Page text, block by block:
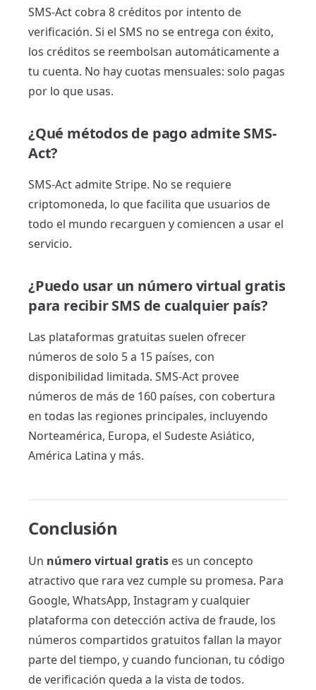
SMS-Act cobra 8 créditos por intento de
verificación. Si el SMS no se entrega con éxito,
los créditos se reembolsan automáticamente a
tu cuenta. No hay cuotas mensuales: solo pagas
por lo que usas.
¿Qué métodos de pago admite SMS-
Act?
SMS-Act admite Stripe. No se requiere
criptomoneda, lo que facilita que usuarios de
todo el mundo recarguen y comiencen a usar el
servicio.
¿Puedo usar un número virtual gratis
para recibir SMS de cualquier país?
Las plataformas gratuitas suelen ofrecer
números de solo 5 a 15 países, con
disponibilidad limitada. SMS-Act provee
números de más de 160 países, con cobertura
en todas las regiones principales, incluyendo
Norteamérica, Europa, el Sudeste Asiático,
América Latina y más.
Conclusión
Un número virtual gratis es un concepto
atractivo que rara vez cumple su promesa. Para
Google, WhatsApp, Instagram y cualquier
plataforma con detección activa de fraude, los
números compartidos gratuitos fallan la mayor
parte del tiempo, y cuando funcionan, tu código
de verificación queda a la vista de todos.